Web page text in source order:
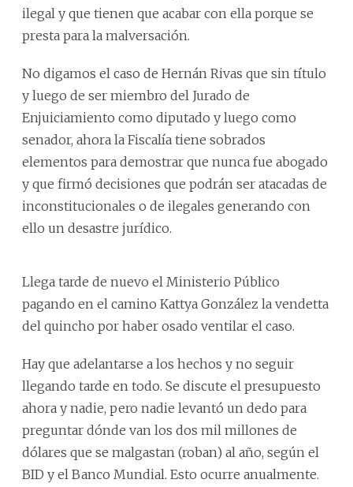
ilegal y que tienen que acabar con ella porque se
presta para la malversación.
No digamos el caso de Hernán Rivas que sin título
y luego de ser miembro del Jurado de
Enjuiciamiento como diputado y luego como
senador, ahora la Fiscalía tiene sobrados
elementos para demostrar que nunca fue abogado
y que firmó decisiones que podrán ser atacadas de
inconstitucionales o de ilegales generando con
ello un desastre jurídico.
Llega tarde de nuevo el Ministerio Público
pagando en el camino Kattya González la vendetta
del quincho por haber osado ventilar el caso.
Hay que adelantarse a los hechos y no seguir
llegando tarde en todo. Se discute el presupuesto
ahora y nadie, pero nadie levantó un dedo para
preguntar dónde van los dos mil millones de
dólares que se malgastan (roban) al año, según el
BID y el Banco Mundial. Esto ocurre anualmente.